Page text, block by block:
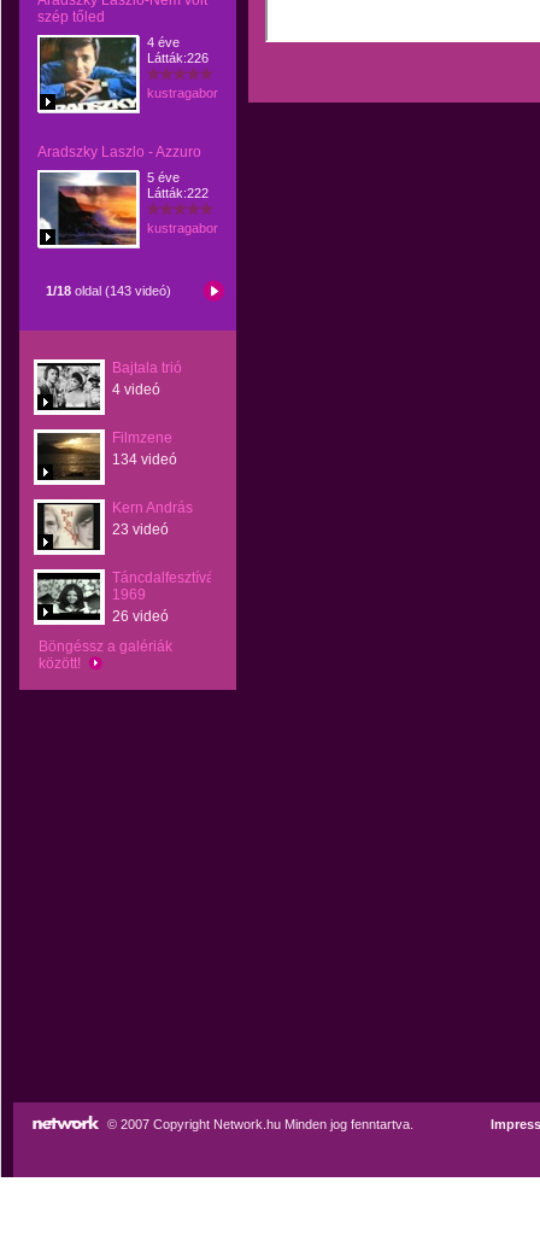
szép tőled
4 éve
Látták:226
kustragabor
Aradszky Laszlo - Azzuro
5 éve
Látták:222
kustragabor
1/18 oldal (143 videó)
Bajtala trió
4 videó
Filmzene
134 videó
Kern András
23 videó
Táncdalfesztívál
1969
26 videó
Böngéssz a galériák
között!
© 2007 Copyright Network.hu Minden jog fenntartva.